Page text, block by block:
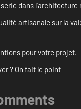
dans l’architecture
artisanale sur la
pour votre projet.
? On fait le point